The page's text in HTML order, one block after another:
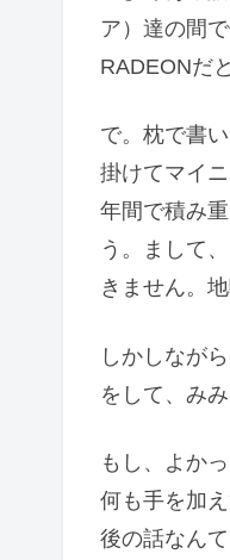
ア）達の間
RADEONだ
で。枕で書
掛けてマイ
年間で積み
う。まして
きません。
しかしなが
をして、み
もし、よか
何も手を加
後の話なん